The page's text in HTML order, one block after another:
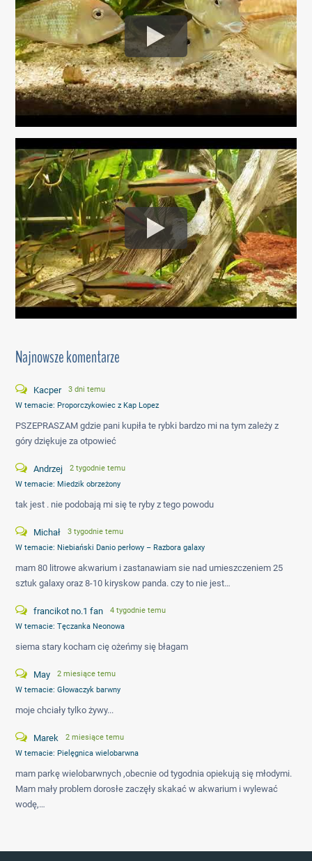
Najnowsze komentarze
Kacper
3 dni temu
W temacie: Proporczykowiec z Kap Lopez
PSZEPRASZAM gdzie pani kupiła te rybki bardzo mi na tym zależy z
góry dziękuje za otpowieć
Andrzej
2 tygodnie temu
W temacie: Miedzik obrzeżony
tak jest . nie podobają mi się te ryby z tego powodu
Michał
3 tygodnie temu
W temacie: Niebiański Danio perłowy – Razbora galaxy
mam 80 litrowe akwarium i zastanawiam sie nad umieszczeniem 25
sztuk galaxy oraz 8-10 kiryskow panda. czy to nie jest…
francikot no.1 fan
4 tygodnie temu
W temacie:Tęczanka Neonowa
siema stary kocham cię ożeńmy się błagam
May
2 miesiące temu
W temacie:Głowaczyk barwny
moje chciały tylko żywy...
Marek
2 miesiące temu
W temacie: Pielęgnica wielobarwna
mam parkę wielobarwnych ,obecnie od tygodnia opiekują się młodymi.
Mam mały problem dorosłe zaczęły skakać w akwarium i wylewać
wodę,…